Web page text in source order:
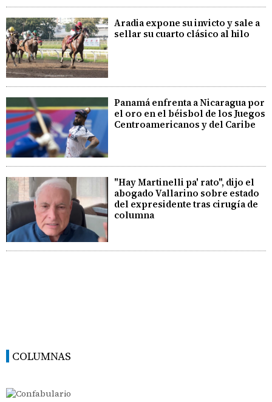
Aradia expone su invicto y sale a
sellar su cuarto clásico al hilo
Panamá enfrenta a Nicaragua por
el oro en el béisbol de los Juegos
Centroamericanos y del Caribe
"Hay Martinelli pa' rato", dijo el
abogado Vallarino sobre estado
del expresidente tras cirugía de
columna
COLUMNAS